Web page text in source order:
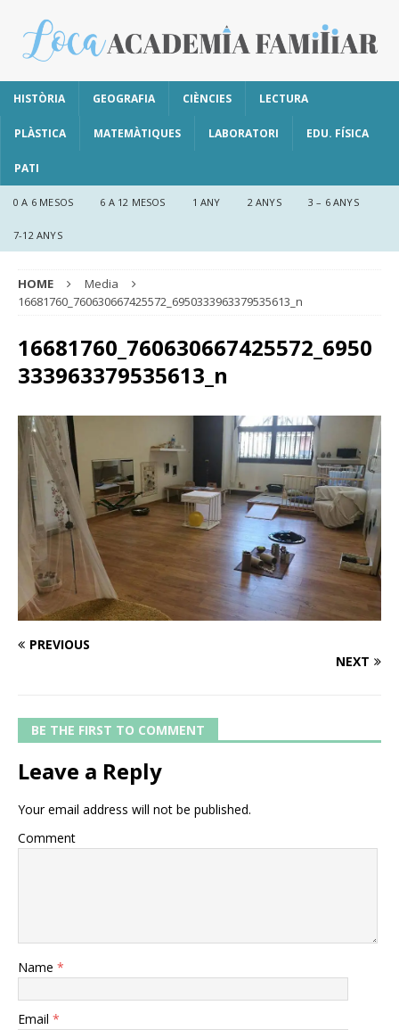
HISTÒRIA GEOGRAFIA CIÈNCIES LECTURA
PLÀSTICA MATEMÀTIQUES LABORATORI EDU. FÍSICA
PATI
0 A 6 MESOS 6 A 12 MESOS 1 ANY 2 ANYS 3 – 6 ANYS
7-12 ANYS
HOME
Media
16681760_760630667425572_6950333963379535613_n
16681760_760630667425572_6950
333963379535613_n
PREVIOUS
NEXT
BE THE FIRST TO COMMENT
Leave a Reply
Your email address will not be published.
Comment
Name *
Email *